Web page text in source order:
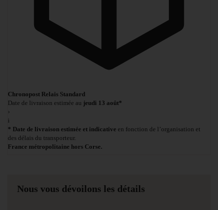
Chronopost Relais Standard
Date de livraison estimée au jeudi 13 août*
›
i
* Date de livraison estimée et indicative en fonction de l’organisation et
des délais du transporteur.
France métropolitaine hors Corse.
Nous vous dévoilons les détails